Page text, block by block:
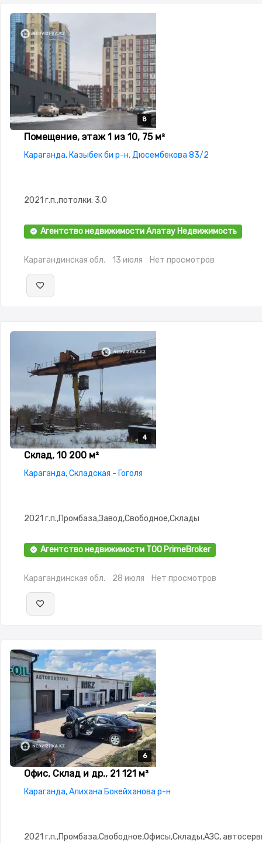
8
8
8
8
8
Помещение, этаж 1 из 10, 75 м²
Караганда, Казыбек би р-н, Дюсембекова 83/2
2021 г.п.,потолки: 3.0
Агентство недвижимости Алатау Недвижимость
Карагандинская обл. 13 июля Нет просмотров
4
4
4
4
Склад, 10 200 м²
Караганда, Складская - Гоголя
2021 г.п.,Промбаза,Завод,Свободное,Склады
Агентство недвижимости ТОО PrimeBroker
Карагандинская обл. 28 июля Нет просмотров
6
6
6
6
6
Офис, Склад и др., 21 121 м²
Караганда, Алихана Бокейханова р-н
2021 г.п.,Промбаза,Свободное,Офисы,Склады,АЗС,